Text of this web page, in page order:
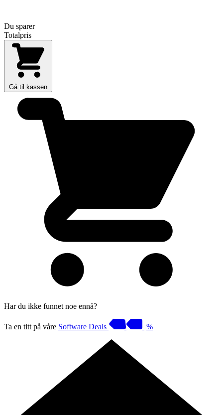
Du sparer
Totalpris
Gå til kassen
Har du ikke funnet noe ennå?
Ta en titt på våre Software Deals %